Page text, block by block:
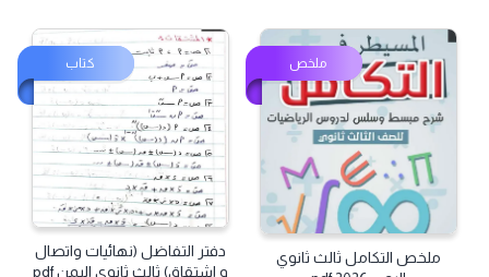
ملخص
ملخص التكامل ثالث ثانوي
كتاب
دفتر التفاضل (نهائيات واتصال
و اشتقاق) ثالث ثانوي اليمن pdf